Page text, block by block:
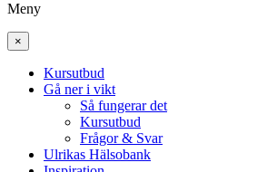
Meny
×
Kursutbud
Gå ner i vikt
Så fungerar det
Kursutbud
Frågor & Svar
Ulrikas Hälsobank